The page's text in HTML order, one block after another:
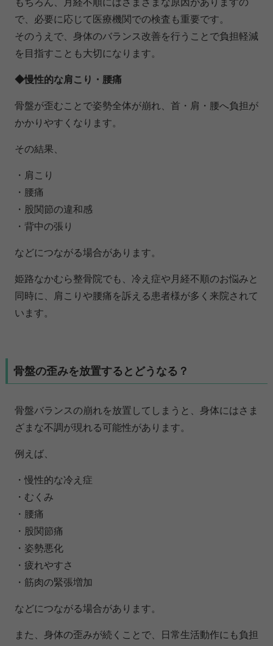
もちろん、月経不順にはさまざまな原因がありますの
で、必要に応じて医療機関での検査も重要です。
そのうえで、身体のバランス改善を行うことで負担軽減
を目指すことも大切になります。
◆慢性的な肩こり・腰痛
骨盤が歪むことで姿勢全体が崩れ、首・肩・腰へ負担が
かかりやすくなります。
その結果、
・肩こり
・腰痛
・股関節の違和感
・背中の張り
などにつながる場合があります。
姫路なかむら整骨院でも、冷え症や月経不順のお悩みと
同時に、肩こりや腰痛を訴える患者様が多く来院されて
います。
骨盤の歪みを放置するとどうなる？
骨盤バランスの崩れを放置してしまうと、身体にはさま
ざまな不調が現れる可能性があります。
例えば、
・慢性的な冷え症
・むくみ
・腰痛
・股関節痛
・姿勢悪化
・疲れやすさ
・筋肉の緊張増加
などにつながる場合があります。
また、身体の歪みが続くことで、日常生活動作にも負担